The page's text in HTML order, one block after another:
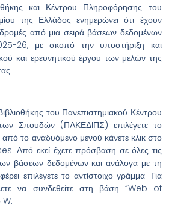
και Κέντρου Πληροφόρησης του
της Ελλάδος ενημερώνει ότι έχουν
από μια σειρά βάσεων δεδομένων
26, με σκοπό την υποστήριξη και
και ερευνητικού έργου των μελών της
του Πανεπιστημιακού Κέντρου
Σπουδών (ΠΑΚΕΔIΠΣ) επιλέγετε το
το αναδυόμενο μενού κάνετε κλικ στο
Από εκεί έχετε πρόσβαση σε όλες τις
βάσεων δεδομένων και ανάλογα με τη
επιλέγετε το αντίστοιχο γράμμα. Για
να συνδεθείτε στη βάση “Web of
W.